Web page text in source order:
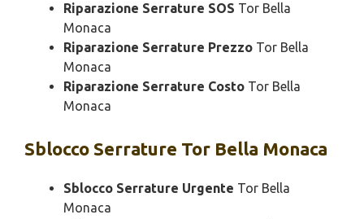
Riparazione Serrature SOS Tor Bella
Monaca
Riparazione Serrature Prezzo Tor Bella
Monaca
Riparazione Serrature Costo Tor Bella
Monaca
Sblocco Serrature Tor Bella Monaca
Sblocco Serrature Urgente Tor Bella
Monaca